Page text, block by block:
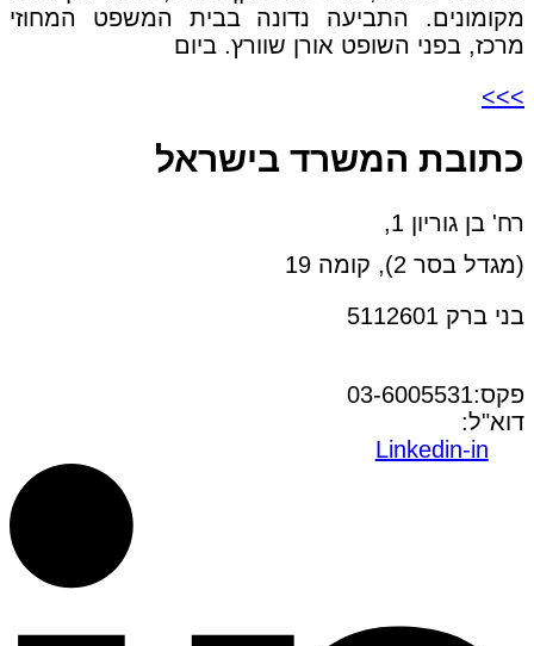
מקומונים. התביעה נדונה בבית המשפט המחוזי
מרכז, בפני השופט אורן שוורץ. ביום
>>>
כתובת המשרד בישראל
רח' בן גוריון 1,
(מגדל בסר 2), קומה 19
בני ברק 5112601
פקס:03-6005531
דוא"ל:
Linkedin-in